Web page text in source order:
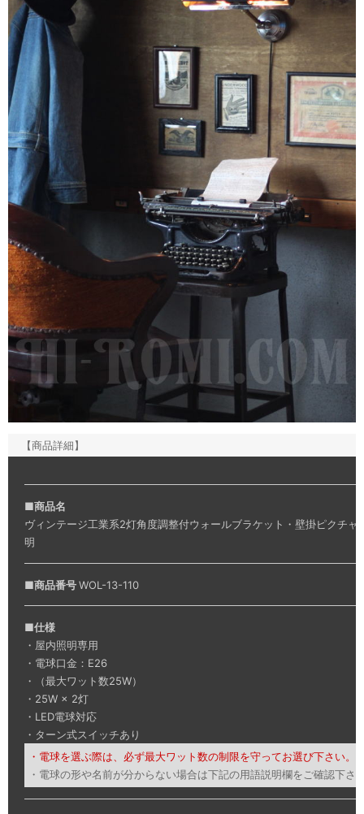
【商品詳細】
■商品名
ヴィンテージ工業系2灯角度調整付ウォールブラケット・壁掛ピクチャ
明
■商品番号WOL-13-110
■仕様
・屋内照明専用
・電球口金：E26
・（最大ワット数25W）
・25W × 2灯
・LED電球対応
・ターン式スイッチあり
・電球を選ぶ際は、必ず最大ワット数の制限を守ってお選び下さい。
・電球の形や名前が分からない場合は下記の用語説明欄をご確認下さ